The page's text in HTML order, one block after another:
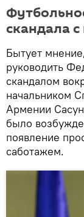
скандала
Бытует
руководить
скандалом
начальником
Армении
было
появление
саботажем.